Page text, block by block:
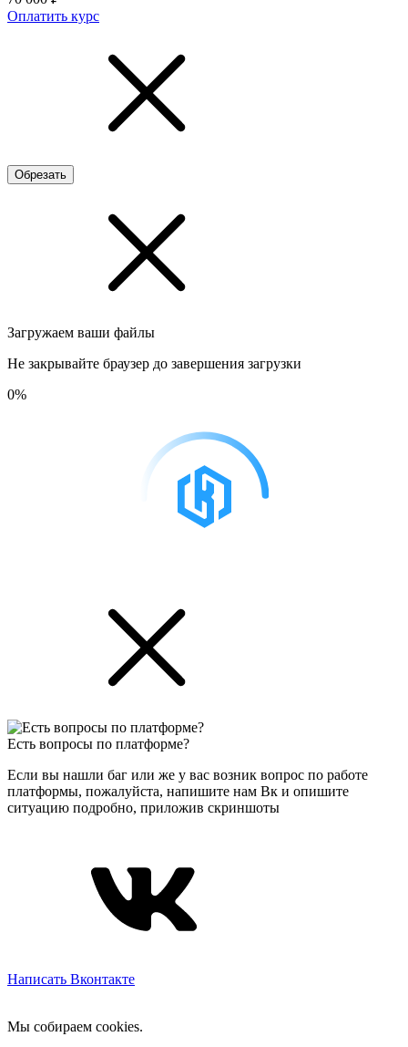
Оплатить курс
Обрезать
Загружаем ваши файлы
Не закрывайте браузер до завершения загрузки
0%
Есть вопросы по платформе?
Если вы нашли баг или же у вас возник вопрос по работе
платформы, пожалуйста, напишите нам Вк и опишите
ситуацию подробно, приложив скриншоты
Написать Вконтакте
Мы собираем cookies.